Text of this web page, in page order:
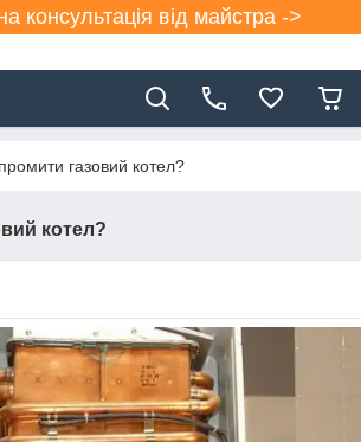
консультація від майстра ->
газовий котел?
котел?